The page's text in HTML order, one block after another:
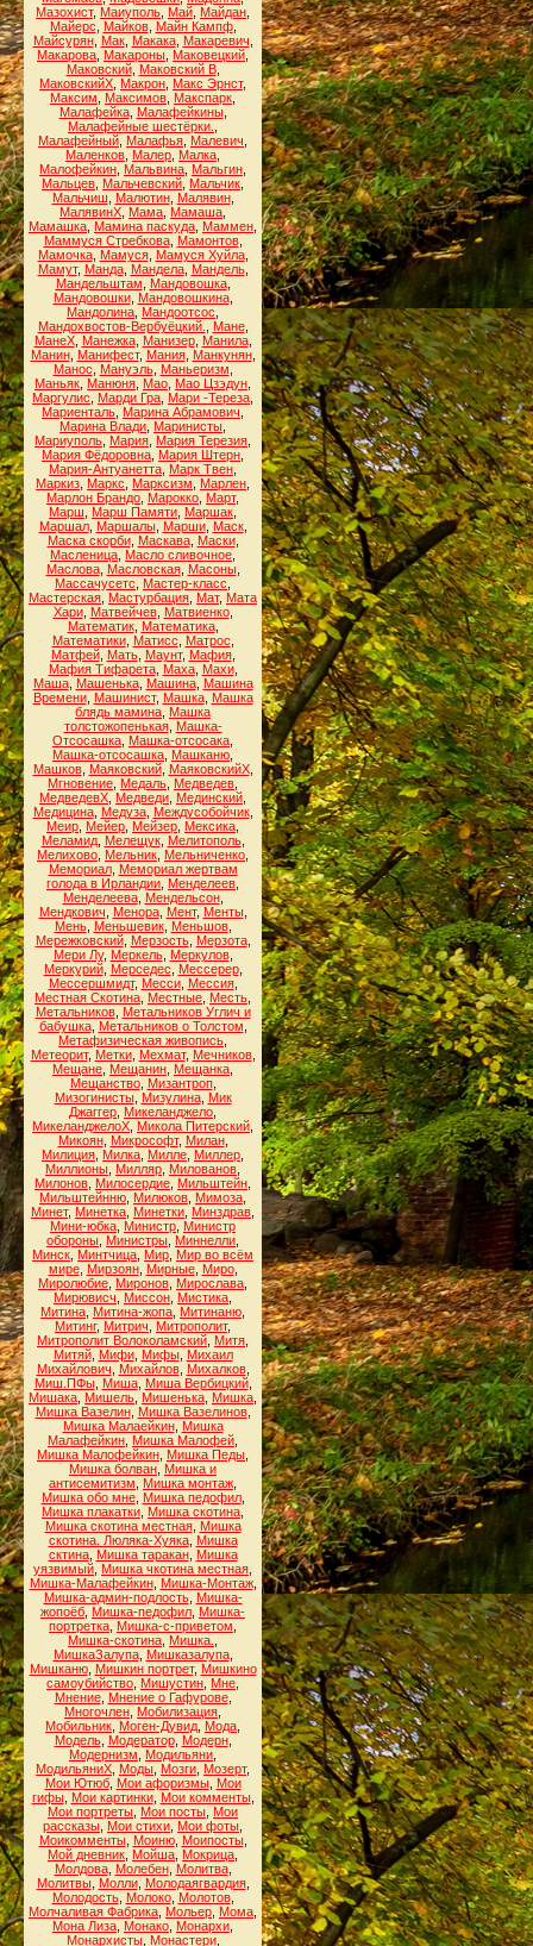
Мазохист, Маиуполь Май Майдан
Майерс
Майков, Майн Кампф,
Майсурян, Мак, Макака, Макаревич
Макарова Макароны Маковецкий
Маковский, Маковский В,
МаковскийХ Макрон Макс Эрнст,
Максим
Максимов Макспарк
Малафейка, Малафейкины,
Малафейные шестёрки.
Малафейный Малафья Малевич
Маленков Малер Малка
Малофейкин Мальвина Мальгин
Мальцев Мальчевский Мальчик
Мальчиш
Малютин, Малявин,
МалявинХ Мама Мамаша
Мамашка Мамина паскуда Маммен
Маммуся Стребкова, Мамонтов,
Мамочка, Мамуся, Мамуся Хуйла,
Мамут, Манда, Мандела, Мандель,
Мандельштам
Мандовошка,
Мандовошки, Мандовошкина,
Мандолина Мандоотсос
Мандохвостов-Вербуёцкий.
Мане,
МанеХ, Манежка, Манизер, Манила,
Манин, Манифест, Мания, Манкунян,
Манос
Мануэль, Маньеризм
Маньяк Манюня Мао Мао Цзэдун
Маргулис
Марди Гра Мари -Тереза
Мариенталь Марина Абрамович
Марина Влади Маринисты
Мариуполь Мария Мария Терезия
Мария Фёдоровна Мария Штерн
Мария-Антуанетта Марк Твен
Маркиз Маркс Марксизм Марлен
Марлон Брандо Марокко Март,
Марш
Марш Памяти Маршак
Маршал, Маршалы, Марши, Маск,
Маска скорби, Маскава, Маски,
Масленица Масло сливочное
Маслова, Масловская, Масоны,
Массачусетс
Мастер-класс
Мастерская Мастурбация Мат, Мата
Хари, Матвейчев, Матвиенко,
Математик, Математика,
Математики, Матисс Матрос
Матфей, Мать, Маунт, Мафия,
Мафия Тифарета, Маха, Махи,
Маша, Машенька, Машина, Машина
Времени, Машинист, Машка, Машка
блядь мамина Машка
толстожопенькая, Машка-
Отсосашка Машка-отсосака
Машка-отсосашка Машканю
Машков, Маяковский, МаяковскийХ,
Мгновение Медаль Медведев
МедведевХ Медведи Мединский
Медицина, Медуза, Междусобойчик,
Меир Мейер Мейзер Мексика
Меламид, Мелещук, Мелитополь,
Мелихово Мельник Мельниченко
Мемориал, Мемориал жертвам
голода в Ирландии Менделеев
Менделеева, Мендельсон,
Мендкович
Менора, Мент, Менты,
Мень, Меньшевик, Меньшов,
Мережковский, Мерзость, Мерзота,
Мери Лу, Меркель, Меркулов,
Меркурий, Мерседес Мессерер,
Мессершмидт, Месси, Мессия,
Местная Скотина Местные Месть
Метальников, Метальников Углич и
бабушка, Метальников о Толстом
Метафизическая живопись
Метеорит, Метки, Мехмат, Мечников,
Мещане Мещанин Мещанка
Мещанство, Мизантроп,
Мизогинисты, Мизулина, Мик
Джаггер Микеланджело
МикеланджелоХ Микола Питерский
Микоян, Микрософт, Милан,
Милиция Милка Милле Миллер
Миллионы Милляр Милованов
Милонов Милосердие Мильштейн
Мильштейнню Милюков Мимоза
Минет, Минетка Минетки Минздрав
Мини-юбка Министр Министр
обороны Министры Миннелли
Минск Минтчица Мир Мир во всём
мире, Мирзоян, Мирные, Миро,
Миролюбие Миронов Мирослава
Мирювисч
Миссон Мистика
Митина Митина-жопа Митинаню
Митинг, Митрич Митрополит,
Митрополит Волоколамский Митя
Митяй, Мифи, Мифы, Михаил
Михайлович
Михайлов, Михалков,
Миш.ПФы, Миша, Миша Вербицкий,
Мишака Мишель Мишенька Мишка
Мишка Вазелин, Мишка Вазелинов,
Мишка Малаейкин, Мишка
Малафейкин Мишка Малофей
Мишка Малофейкин Мишка Педы
Мишка болван Мишка и
антисемитизм
Мишка монтаж
Мишка обо мне, Мишка педофил,
Мишка плакатки Мишка скотина
Мишка скотина местная, Мишка
скотина. Люляка-Хуяка, Мишка
сктина, Мишка таракан, Мишка
уязвимый Мишка чкотина местная
Мишка-Малафейкин, Мишка-Монтаж,
Мишка-админ-подлость, Мишка-
жопоёб Мишка-педофил Мишка-
портретка Мишка-с-приветом
Мишка-скотина Мишка.
МишкаЗалупа, Мишказалупа,
Мишканю, Мишкин портрет, Мишкино
самоубийство Мишустин Мне
Мнение, Мнение о Гафурове,
Многочлен Мобилизация
Мобильник Моген-Дувид Мода
Модель, Модератор, Модерн,
Модернизм
Модильяни
МодильяниХ Моды Мозги Мозерт,
Мои Ютюб, Мои афоризмы, Мои
гифы, Мои картинки, Мои комменты,
Мои портреты Мои посты Мои
рассказы Мои стихи Мои фоты
Моикомменты, Моиню, Моипосты,
Мой дневник Мойша Мокрица
Молдова, Молебен, Молитва,
Молитвы, Молли, Молодаягвардия,
Молодость, Молоко, Молотов,
Молчаливая Фабрика Мольер Мома
Мона Лиза Монако Монархи
Монархисты, Монастери,